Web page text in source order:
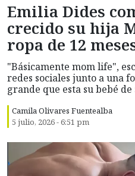
Emilia Dides
crecido su hija
ropa de 12
"Básicamente mom life",
redes sociales junto a una
grande que esta su bebé de
Camila Olivares Fuentealba
5 julio, 2026 - 6:51 pm